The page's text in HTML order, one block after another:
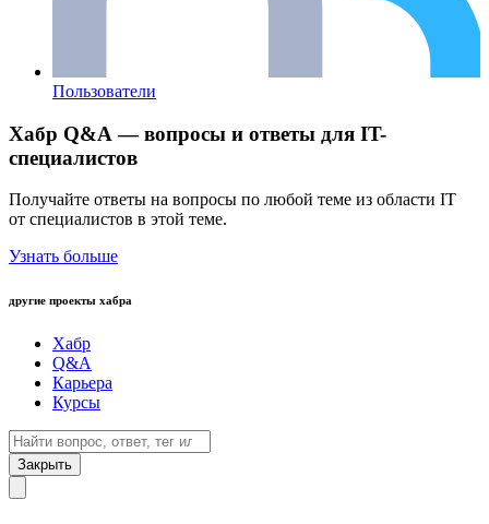
Пользователи
Хабр Q&A — вопросы и ответы для IT-
специалистов
Получайте ответы на вопросы по любой теме из области IT
от специалистов в этой теме.
Узнать больше
другие проекты хабра
Хабр
Q&A
Карьера
Курсы
Закрыть